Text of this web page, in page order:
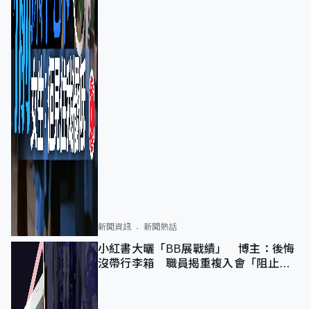
新聞資訊 新聞熱話
小紅書大曬「BB展戰績」 博主：後悔
沒帶行李箱 職員揭重複入會「阻止唔